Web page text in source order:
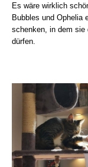
Es wäre wirklich
Bubbles und Ophelia
schenken, in dem sie
dürfen.